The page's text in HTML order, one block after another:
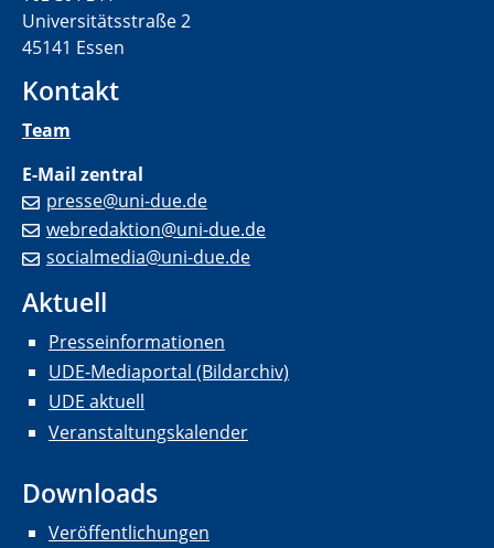
Universitätsstraße 2
45141 Essen
Kontakt
Team
E-Mail zentral
presse@uni-due.de
webredaktion@uni-due.de
socialmedia@uni-due.de
Aktuell
Presseinformationen
UDE-Mediaportal (Bildarchiv)
UDE aktuell
Veranstaltungskalender
Downloads
Veröffentlichungen